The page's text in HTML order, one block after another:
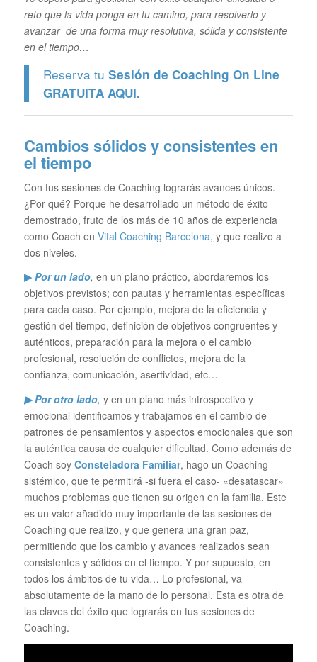
reto que la vida ponga en tu camino, para resolverlo y
avanzar de una forma muy resolutiva, sólida y consistente
en el tiempo…
Reserva tu Sesión de Coaching On Line
GRATUITA AQUI.
Cambios sólidos y consistentes en
el tiempo
Con tus sesiones de Coaching lograrás avances únicos.
¿Por qué? Porque he desarrollado un método de éxito
demostrado, fruto de los más de 10 años de experiencia
como Coach en Vital Coaching Barcelona, y que realizo a
dos niveles.
▶Por un lado, en un plano práctico, abordaremos los
objetivos previstos; con pautas y herramientas específicas
para cada caso. Por ejemplo, mejora de la eficiencia y
gestión del tiempo, definición de objetivos congruentes y
auténticos, preparación para la mejora o el cambio
profesional, resolución de conflictos, mejora de la
confianza, comunicación, asertividad, etc…
▶ Por otro lado, y en un plano más introspectivo y
emocional identificamos y trabajamos en el cambio de
patrones de pensamientos y aspectos emocionales que son
la auténtica causa de cualquier dificultad. Como además de
Coach soy Consteladora Familiar, hago un Coaching
sistémico, que te permitirá -si fuera el caso- «desatascar»
muchos problemas que tienen su origen en la familia. Este
es un valor añadido muy importante de las sesiones de
Coaching que realizo, y que genera una gran paz,
permitiendo que los cambio y avances realizados sean
consistentes y sólidos en el tiempo. Y por supuesto, en
todos los ámbitos de tu vida… Lo profesional, va
absolutamente de la mano de lo personal. Esta es otra de
las claves del éxito que lograrás en tus sesiones de
Coaching.